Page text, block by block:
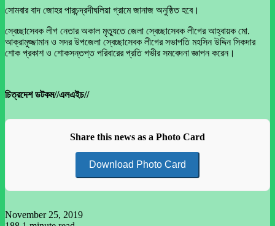
সোমবার বাদ জোহর পারচন্দ্রদীঘলিয়া গ্রামে জানাজ অনুষ্ঠিত হবে।
স্বেচ্ছাসেবক লীগ নেতার অকাল মৃত্যুতে জেলা স্বেচ্ছাসেবক লীগের আহ্বায়ক মো.
আক্রামুজ্জামান ও সদর উপজেলা স্বেচ্ছাসেবক লীগের সভাপতি মহসিন উদ্দিন সিকদার
শোক প্রকাশ ও শোকসন্তপ্ত পরিবারের প্রতি গভীর সমবেদনা জ্ঞাপন করেন।
চিত্রদেশ ডটকম//এলএইচ//
Share this news as a Photo Card
Download Photo Card
November 25, 2019